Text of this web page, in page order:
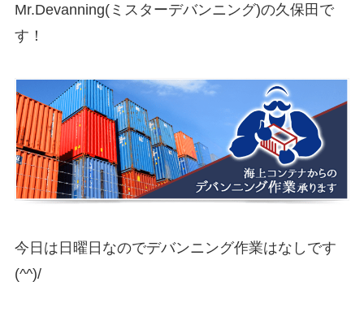
Mr.Devanning(ミスターデバンニング)の久保田で
す！
今日は日曜日なのでデバンニング作業はなしです
(^^)/